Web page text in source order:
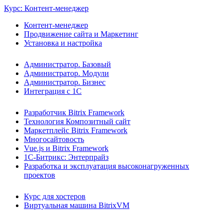
Курс: Контент-менеджер
Контент-менеджер
Продвижение сайта и Маркетинг
Установка и настройка
Администратор. Базовый
Администратор. Модули
Администратор. Бизнес
Интеграция с 1С
Разработчик Bitrix Framework
Технология Композитный сайт
Маркетплейс Bitrix Framework
Многосайтовость
Vue.js и Bitrix Framework
1С-Битрикс: Энтерпрайз
Разработка и эксплуатация высоконагруженных
проектов
Курс для хостеров
Виртуальная машина BitrixVM